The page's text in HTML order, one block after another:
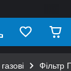
Фільтр